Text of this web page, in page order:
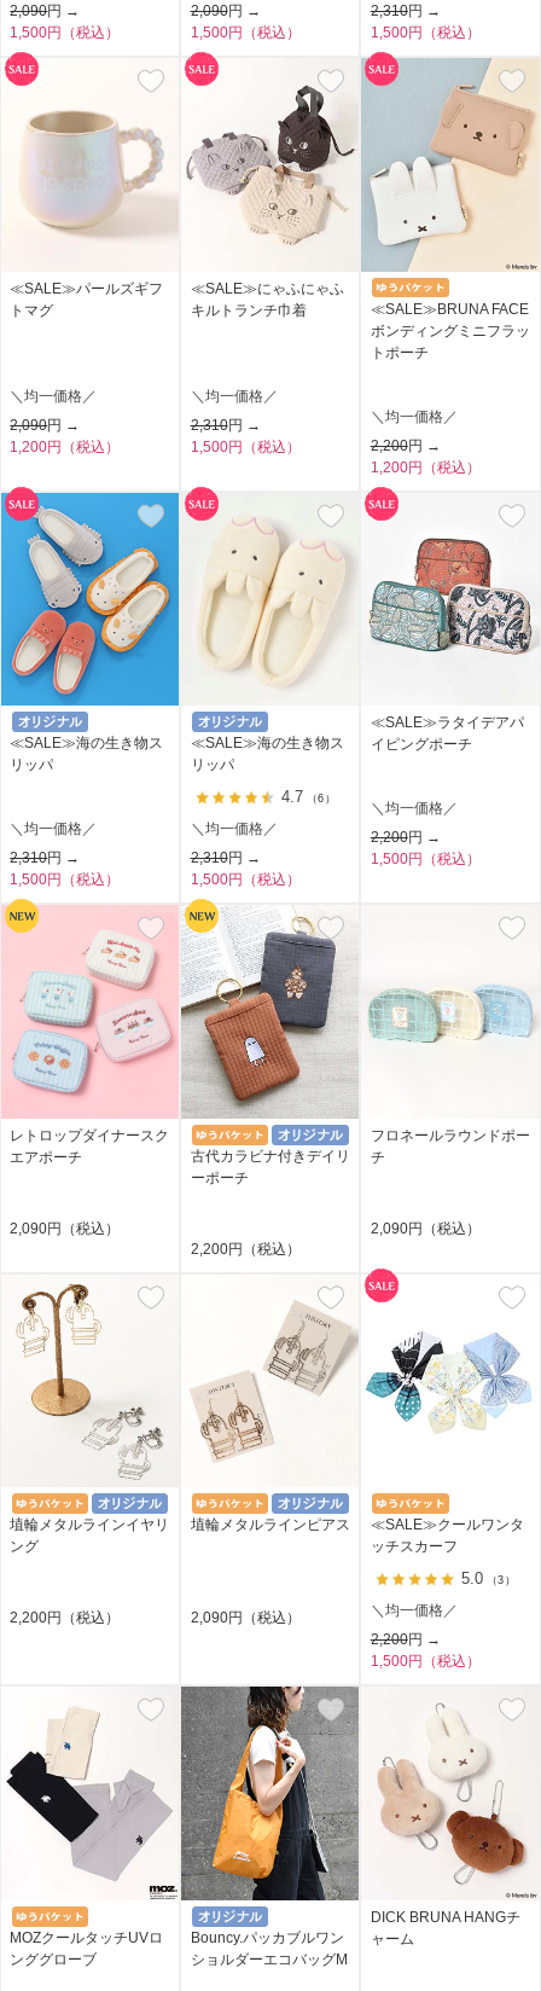
2,090円 →
1,500円（税込）
2,090円 →
1,500円（税込）
2,310円 →
1,500円（税込）
≪SALE≫パールズギフ
トマグ
＼均一価格／
2,090円 →
1,200円（税込）
≪SALE≫にゃふにゃふ
キルトランチ巾着
＼均一価格／
2,310円 →
1,500円（税込）
≪SALE≫BRUNA FACE
ボンディングミニフラッ
トポーチ
＼均一価格／
2,200円 →
1,200円（税込）
≪SALE≫海の生き物ス
リッパ
＼均一価格／
2,310円 →
1,500円（税込）
≪SALE≫海の生き物ス
リッパ
4.7 （6）
＼均一価格／
2,310円 →
1,500円（税込）
≪SALE≫ラタイデアパ
イピングポーチ
＼均一価格／
2,200円 →
1,500円（税込）
レトロップダイナースク
エアポーチ
2,090円（税込）
古代カラビナ付きデイリ
ーポーチ
2,200円（税込）
フロネールラウンドポー
チ
2,090円（税込）
埴輪メタルラインイヤリ
ング
2,200円（税込）
埴輪メタルラインピアス
2,090円（税込）
≪SALE≫クールワンタ
ッチスカーフ
5.0 （3）
＼均一価格／
2,200円 →
1,500円（税込）
MOZクールタッチUVロ
ンググローブ
Bouncy.パッカブルワン
ショルダーエコバッグМ
DICK BRUNA HANGチ
ャーム